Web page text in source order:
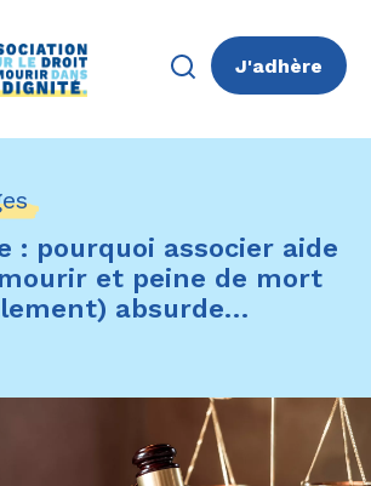
J'adhère
: pourquoi associer aide
et peine de mort
absurde…